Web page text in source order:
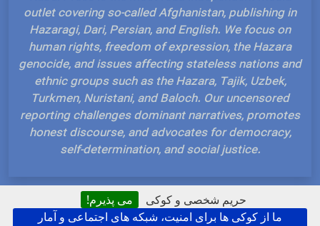
حریم شخصی و کوکی
می پذیرم!
ما از کوکی ها برای امنیت، شبکه های اجتماعی و آمار
outlet covering so-called Afghanistan, publishing in
Hazaragi, Dari, Persian, and English. We focus on
human rights, freedom of expression, the Hazara
genocide, and issues affecting stateless nations and
ethnic groups such as the Hazara, Tajik, Uzbek,
Turkmen, Nuristani, and Baloch. Our uncensored
reporting challenges dominant narratives, promotes
honest discourse, and advocates for democracy,
self-determination, and social justice.
Hosted and Developed by IP Plans